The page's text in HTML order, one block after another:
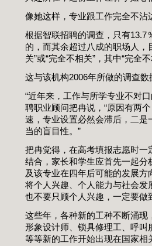
像她这样，专业跟工作完全不沾
根据智联招聘的调查，只有13.7
的，而其余超过八成的职场人，
关”或“完全不相关”，其中“完全
这与该机构2006年所做的调查数
“近年来，工作与所学专业不对
聘职业顾问把冉说，“原因有两
速，专业设置必然会滞后，二
当的盲目性。”
把冉觉得，在高考填报志愿时
结合，家长和学生应首先一起
及该专业在四年后可能的发展
将个人兴趣、个人能力与社会发
也不要只顾个人兴趣，一定要做
这些年，各种新的工种不断涌
形象设计师、锁具修理工、呼
等等新的工作开始出现在国家